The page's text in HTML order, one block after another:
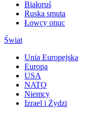
Białoruś
Ruska smuta
Łowcy onuc
Świat
Unia Europejska
Europa
USA
NATO
Niemcy
Izrael i Żydzi